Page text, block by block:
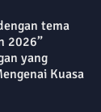
tema
2026”
yang
Kuasa